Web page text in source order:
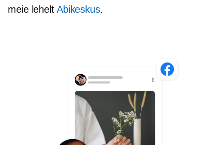
meie lehelt Abikeskus.